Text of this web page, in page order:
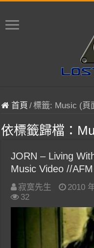
首頁 /標籤: Music (頁
依標籤歸檔：
JORN – Living
Music Video //
寂寞先生 2010
32